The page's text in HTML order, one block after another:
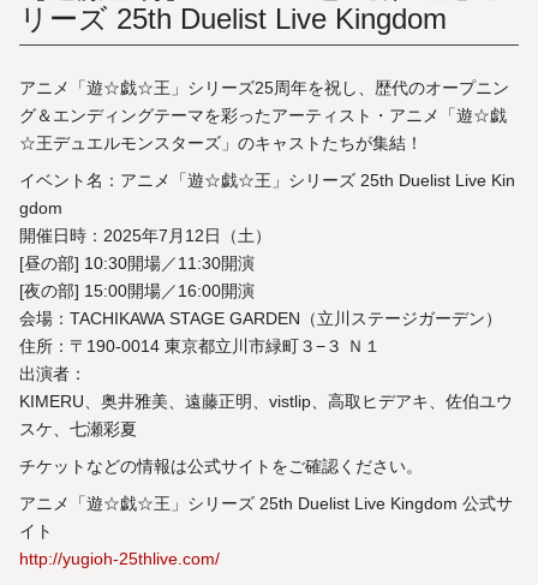
リーズ 25th Duelist Live Kingdom
アニメ「遊☆戯☆王」シリーズ25周年を祝し、歴代のオープニン
グ＆エンディングテーマを彩ったアーティスト・アニメ「遊☆戯
☆王デュエルモンスターズ」のキャストたちが集結！
イベント名：アニメ「遊☆戯☆王」シリーズ 25th Duelist Live Kin
gdom
開催日時：2025年7月12日（土）
[昼の部] 10:30開場／11:30開演
[夜の部] 15:00開場／16:00開演
会場：TACHIKAWA STAGE GARDEN（立川ステージガーデン）
住所：〒190-0014 東京都立川市緑町３−３ Ｎ１
出演者：
KIMERU、奥井雅美、遠藤正明、vistlip、高取ヒデアキ、佐伯ユウ
スケ、七瀬彩夏
チケットなどの情報は公式サイトをご確認ください。
アニメ「遊☆戯☆王」シリーズ 25th Duelist Live Kingdom 公式サ
イト
http://yugioh-25thlive.com/